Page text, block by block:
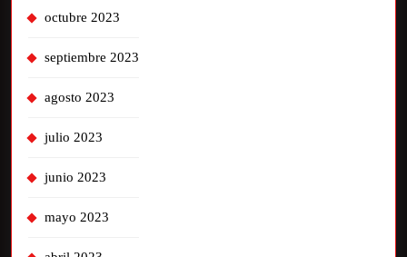
octubre 2023
septiembre 2023
agosto 2023
julio 2023
junio 2023
mayo 2023